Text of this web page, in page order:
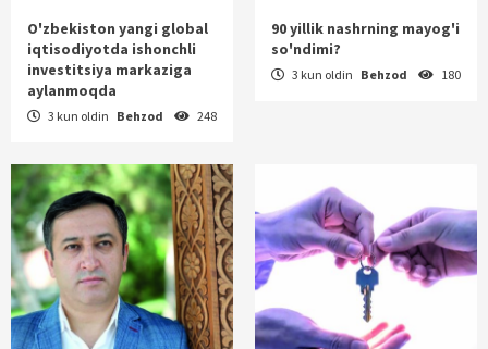
O'zbekiston yangi global
iqtisodiyotda ishonchli
investitsiya markaziga
aylanmoqda
3 kun oldin Behzod 248
90 yillik nashrning mayog'i
so'ndimi?
3 kun oldin Behzod 180